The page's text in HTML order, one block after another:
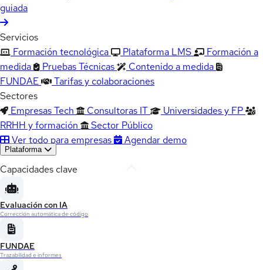
guiada
Servicios
Formación tecnológica
Plataforma LMS
Formación a
medida
Pruebas Técnicas
Contenido a medida
FUNDAE
Tarifas y colaboraciones
Sectores
Empresas Tech
Consultoras IT
Universidades y FP
RRHH y formación
Sector Público
Ver todo para empresas
Agendar demo
Plataforma
Capacidades clave
Evaluación con IA
Corrección automática de código
FUNDAE
Trazabilidad e informes